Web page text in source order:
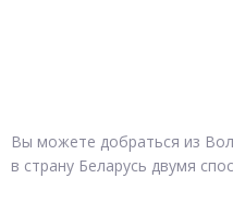
Вы можете добраться из
в страну Беларусь двумя